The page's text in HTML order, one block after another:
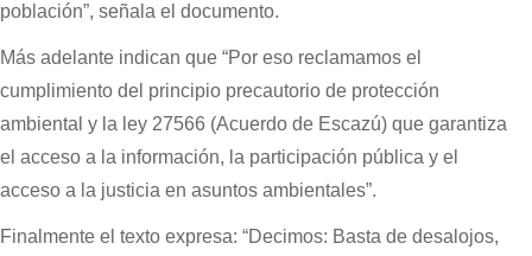
población”, señala el documento.
Más adelante indican que “Por eso reclamamos el
cumplimiento del principio precautorio de protección
ambiental y la ley 27566 (Acuerdo de Escazú) que garantiza
el acceso a la información, la participación pública y el
acceso a la justicia en asuntos ambientales”.
Finalmente el texto expresa: “Decimos: Basta de desalojos,